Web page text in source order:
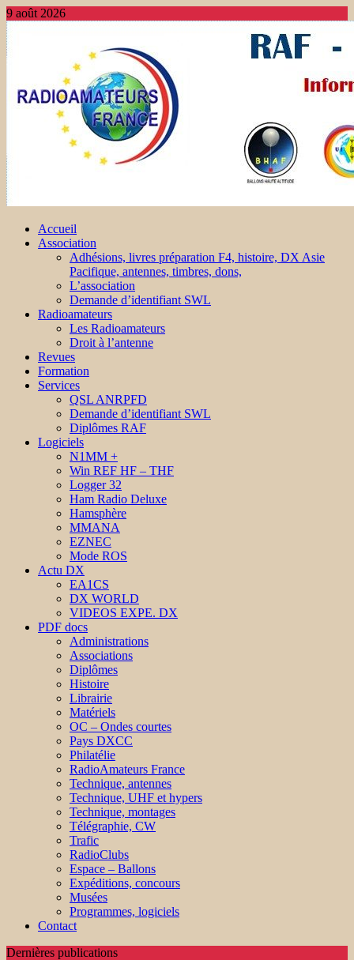
9 août 2026
Accueil
Association
Adhésions, livres préparation F4, histoire, DX Asie
Pacifique, antennes, timbres, dons,
L’association
Demande d’identifiant SWL
Radioamateurs
Les Radioamateurs
Droit à l’antenne
Revues
Formation
Services
QSL ANRPFD
Demande d’identifiant SWL
Diplômes RAF
Logiciels
N1MM +
Win REF HF – THF
Logger 32
Ham Radio Deluxe
Hamsphère
MMANA
EZNEC
Mode ROS
Actu DX
EA1CS
DX WORLD
VIDEOS EXPE. DX
PDF docs
Administrations
Associations
Diplômes
Histoire
Librairie
Matériels
OC – Ondes courtes
Pays DXCC
Philatélie
RadioAmateurs France
Technique, antennes
Technique, UHF et hypers
Technique, montages
Télégraphie, CW
Trafic
RadioClubs
Espace – Ballons
Expéditions, concours
Musées
Programmes, logiciels
Contact
Dernières publications